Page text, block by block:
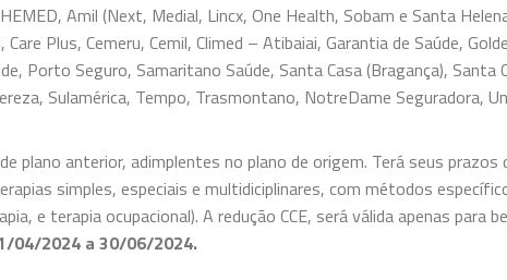
Amil (Next, Medial, Lincx, One Health, Sobam e Santa
Plus, Cemeru, Cemil, Climed – Atibaiai, Garantia de Saúde,
Porto Seguro, Samaritano Saúde, Santa Casa (Bragança), Santa
Sulamérica, Tempo, Trasmontano, NotreDame Seguradora,
plano anterior, adimplentes no plano de origem. Terá seus prazos
simples, especiais e multidiciplinares, com métodos
e terapia ocupacional). A redução CCE, será válida apenas para
04/2024 a 30/06/2024.